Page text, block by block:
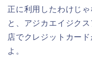
正に利用したわけじ
と、アジカエイジク
店でクレジットカー
よ。